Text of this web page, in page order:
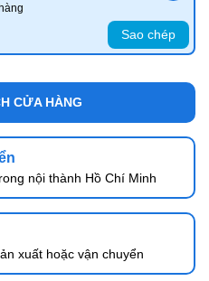
Sao chép
CỬA HÀNG
nội thành Hồ Chí Minh
xuất hoặc vận chuyển